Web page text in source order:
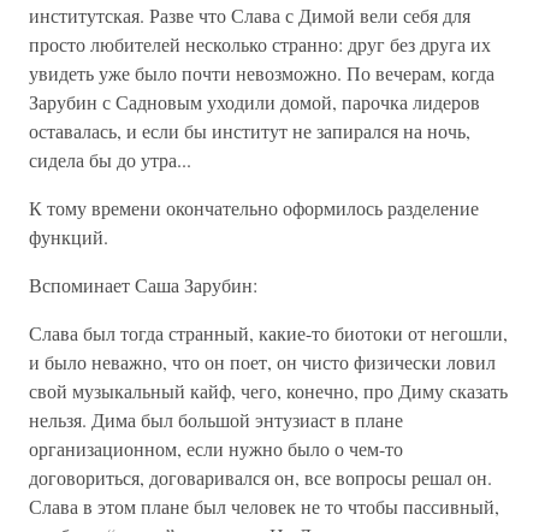
институтская. Разве что Слава с Димой вели себя для
просто любителей несколько странно: друг без друга их
увидеть уже было почти невозможно. По вечерам, когда
Зарубин с Садновым уходили домой, парочка лидеров
оставалась, и если бы институт не запирался на ночь,
сидела бы до утра...
К тому времени окончательно оформилось разделение
функций.
Вспоминает Саша Зарубин:
Слава был тогда странный, какие-то биотоки от негошли,
и было неважно, что он поет, он чисто физически ловил
свой музыкальный кайф, чего, конечно, про Диму сказать
нельзя. Дима был большой энтузиаст в плане
организационном, если нужно было о чем-то
договориться, договаривался он, все вопросы решал он.
Слава в этом плане был человек не то чтобы пассивный,